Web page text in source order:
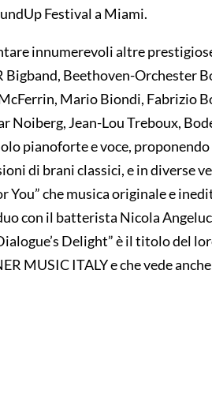
Festival a Miami.
innumerevoli altre
Bigband, Beethoven-Orchester
Mario Biondi, Fabrizio
Noiberg, Jean-Lou Treboux,
pianoforte e voce,
di brani classici, e in diverse
You” che musica originale e
con il batterista Nicola
Delight” è il titolo del
MUSIC ITALY e che vede